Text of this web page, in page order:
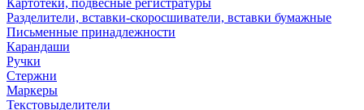
Картотеки, подвесные регистратуры
Разделители, вставки-скоросшиватели, вставки бумажные
Письменные принадлежности
Карандаши
Ручки
Стержни
Маркеры
Текстовыделители